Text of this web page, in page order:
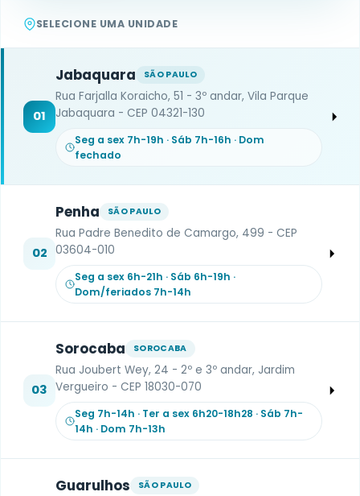
SELECIONE UMA UNIDADE
01
Jabaquara SÃO PAULO
Rua Farjalla Koraicho, 51 - 3º andar, Vila Parque
Jabaquara - CEP 04321-130
Seg a sex 7h-19h · Sáb 7h-16h · Dom
fechado
02
Penha SÃO PAULO
Rua Padre Benedito de Camargo, 499 - CEP
03604-010
Seg a sex 6h-21h · Sáb 6h-19h ·
Dom/feriados 7h-14h
03
Sorocaba SOROCABA
Rua Joubert Wey, 24 - 2º e 3º andar, Jardim
Vergueiro - CEP 18030-070
Seg 7h-14h · Ter a sex 6h20-18h28 · Sáb 7h-
14h · Dom 7h-13h
Guarulhos SÃO PAULO